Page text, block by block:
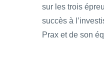
sur les trois
succès à
Prax et de son